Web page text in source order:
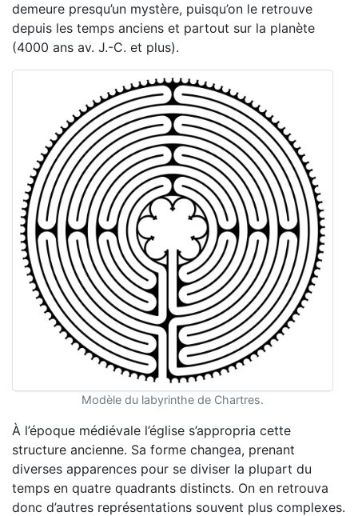
demeure presqu’un mystère, puisqu’on le retrouve
depuis les temps anciens et partout sur la planète
(4000 ans av. J.-C. et plus).
Modèle du labyrinthe de Chartres.
À l’époque médiévale l’église s’appropria cette
structure ancienne. Sa forme changea, prenant
diverses apparences pour se diviser la plupart du
temps en quatre quadrants distincts. On en retrouva
donc d’autres représentations souvent plus complexes.